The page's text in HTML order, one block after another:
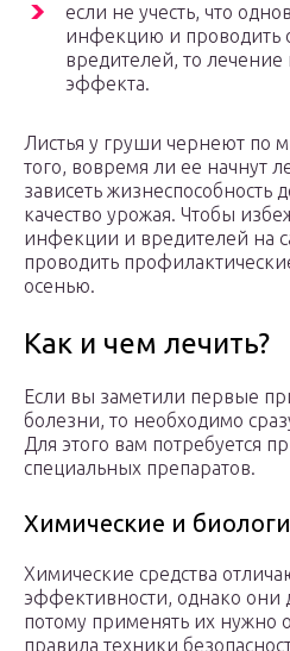
если не учесть, что
инфекцию и проводить
вредителей, то лечение
эффекта.
Листья у груши чернеют по
того, вовремя ли ее начнут
зависеть жизнеспособность
качество урожая. Чтобы
инфекции и вредителей на
проводить
осенью.
Как и чем лечить?
Если вы заметили первые
болезни, то необходимо
Для этого вам потребуется
специальных препаратов.
Химические и
Химические средства
эффективности, однако они
потому применять их нужно
правила техники